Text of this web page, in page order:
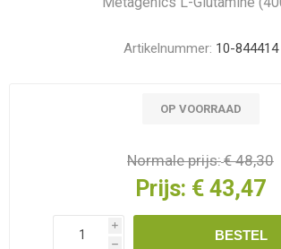
Artikelnummer: 10-844414
OP VOORRAAD
Normale prijs:€ 48,30
Prijs: € 43,47
i
h
BESTEL